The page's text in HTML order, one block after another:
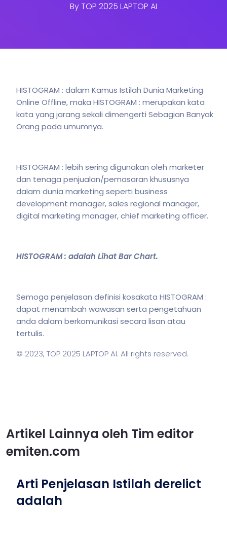
ByTOP 2025 LAPTOP AI
HISTOGRAM : dalam Kamus Istilah Dunia Marketing
Online Offline, maka HISTOGRAM : merupakan kata
kata yang jarang sekali dimengerti Sebagian Banyak
Orang pada umumnya.
HISTOGRAM : lebih sering digunakan oleh marketer
dan tenaga penjualan/pemasaran khususnya
dalam dunia marketing seperti business
development manager, sales regional manager,
digital marketing manager, chief marketing officer.
HISTOGRAM : adalah Lihat Bar Chart.
Semoga penjelasan definisi kosakata HISTOGRAM :
dapat menambah wawasan serta pengetahuan
anda dalam berkomunikasi secara lisan atau
tertulis.
© 2023, TOP 2025 LAPTOP AI. All rights reserved.
Artikel Lainnya oleh Tim editor
emiten.com
Arti Penjelasan Istilah derelict
adalah